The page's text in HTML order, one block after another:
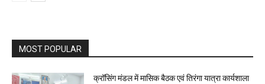
MOST POPULAR
क्रॉसिंग मंडल में मासिक बैठक एवं तिरंगा यात्रा कार्यशाला